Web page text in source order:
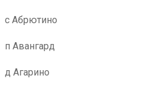
с Абрютино
п Авангард
д Агарино